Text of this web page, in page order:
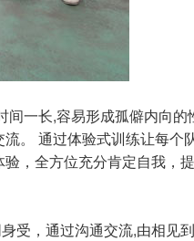
一长,容易形成孤僻内向的
。 通过体验式训练让每个
，全方位充分肯定自我，
受，通过沟通交流,由相见